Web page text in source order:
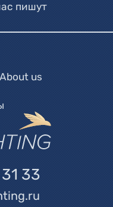
пишут
About us
33